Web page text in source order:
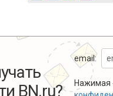
BN.ru?
email:
Нажимая